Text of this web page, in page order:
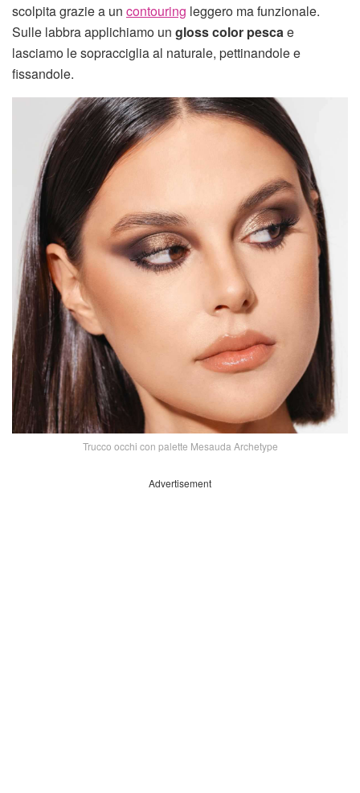
scolpita grazie a un contouring leggero ma funzionale.
Sulle labbra applichiamo un gloss color pescae
lasciamo le sopracciglia al naturale, pettinandole e
fissandole.
Trucco occhi con palette Mesauda Archetype
Advertisement